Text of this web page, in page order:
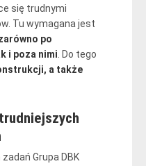
się trudnymi
Tu wymagana jest
po
i poza nimi. Do tego
a także
Grupa DBK